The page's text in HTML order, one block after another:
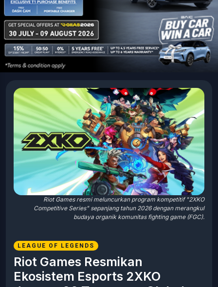
Riot Games resmi meluncurkan program kompetitif "2XKO
Competitive Series" sepanjang tahun 2026 dengan merangkul
budaya organik komunitas fighting game (FGC).
LEAGUE OF LEGENDS
Riot Games Resmikan
Ekosistem Esports 2XKO